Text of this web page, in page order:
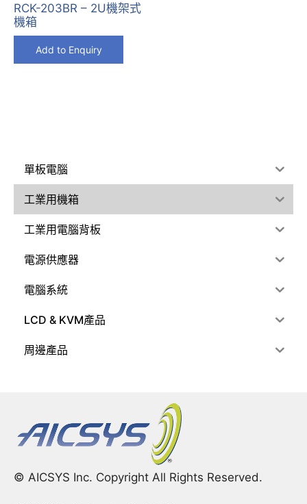
RCK-203BR – 2U機架式
機箱
Add to Enquiry
單板電腦
工業用機箱
工業用電腦背板
電源供應器
電腦系統
LCD & KVM產品
周邊產品
© AICSYS Inc. Copyright All Rights Reserved.